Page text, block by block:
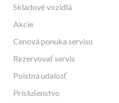
Skladové vozidlá
Akcie
Cenová ponuka servisu
Rezervovať servis
Poistná udalosť
Príslušenstvo